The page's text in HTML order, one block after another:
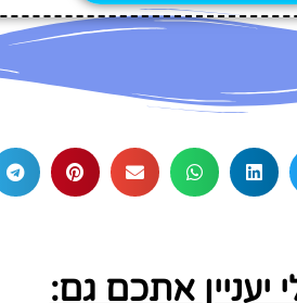
יעניין אתכם גם: